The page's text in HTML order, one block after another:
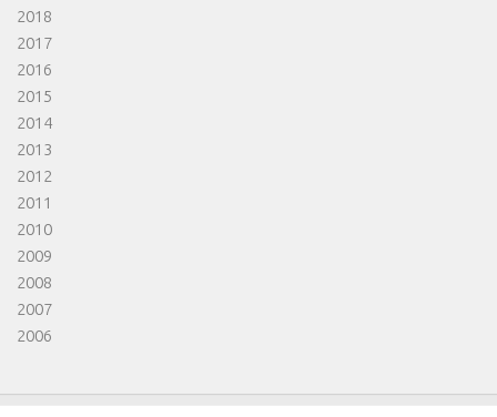
2018
2017
2016
2015
2014
2013
2012
2011
2010
2009
2008
2007
2006